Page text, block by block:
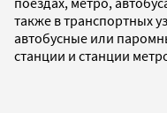
также в транспортных
автобусные или
станции и станции